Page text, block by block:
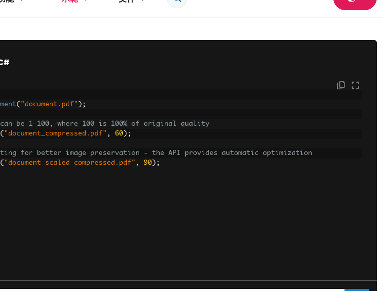
( "document.pdf" );
be 1-100, where 100 is 100% of original quality
( "document_compressed.pdf" , 60 );
for better image preservation - the API provides automatic optimization
( "document_scaled_compressed.pdf" , 90 );